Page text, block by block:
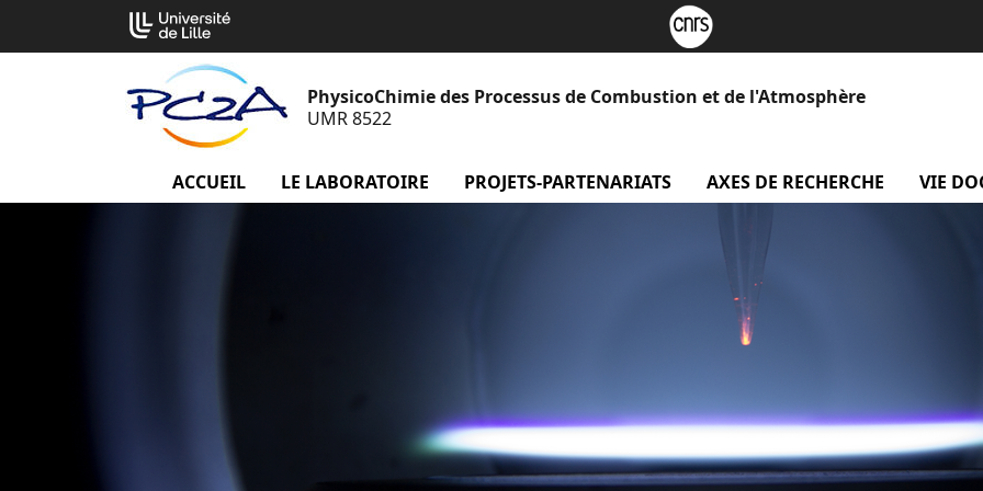
contenu
PhysicoChimie des Processus de Combustion et de l'Atmosphère
UMR 8522
ACCUEIL menu Accueil
LE LABORATOIRE menu Le laboratoire
PROJETS-PARTENARIATS menu projets-partenariats
AXES DE RECHERCHE menu
VIE
Cookies management panel